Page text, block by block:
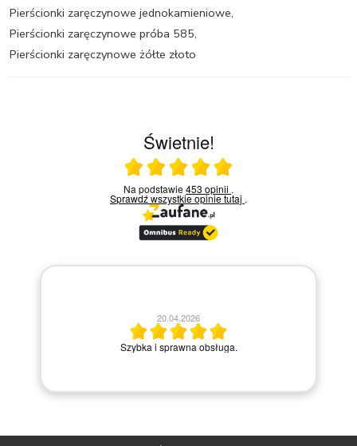
Pierścionki zaręczynowe jednokamieniowe,
Pierścionki zaręczynowe próba 585,
Pierścionki zaręczynowe żółte złoto
Świetnie!
Ocena średnia 5 na 5
Na podstawie453 opinii .
Sprawdź wszystkie opinietutaj .
20.04.2026
Szybka i sprawna obsługa.